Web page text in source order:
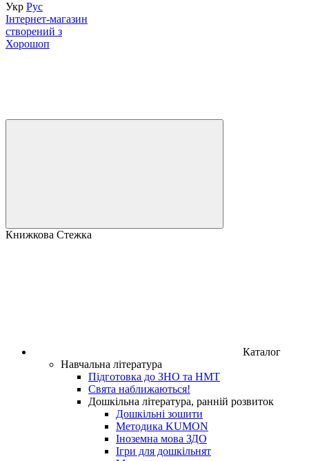
Укр Рус
Інтернет-магазин
створений з
Хорошоп
Книжкова Стежка
Каталог
Навчальна література
Підготовка до ЗНО та НМТ
Свята наближаються!
Дошкільна література, ранній розвиток
Дошкільні зошити
Методика KUMON
Іноземна мова ЗДО
Ігри для дошкільнят